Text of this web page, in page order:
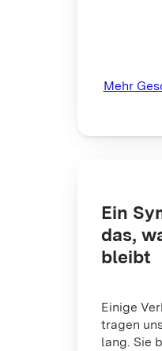
Mehr
Ein
das,
bleibt
Einige
tragen
lang. Sie